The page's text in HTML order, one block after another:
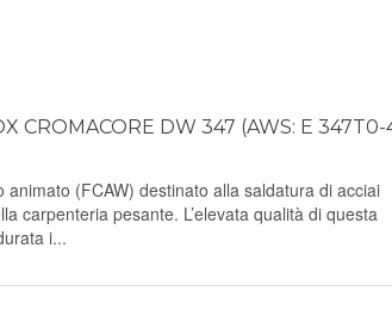
CROMACORE DW 347 (AWS: E 347T0-
(FCAW) destinato alla saldatura di acciai
carpenteria pesante. L’elevata qualità di questa
i...